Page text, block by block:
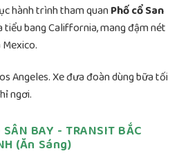
hành trình tham quanPhố cổ San
tiểu bang Califfornia, mang đậm nét
Angeles. Xe đưa đoàn dùng bữa tối
ngơi.
BAY - TRANSIT BẮC
(Ăn Sáng)